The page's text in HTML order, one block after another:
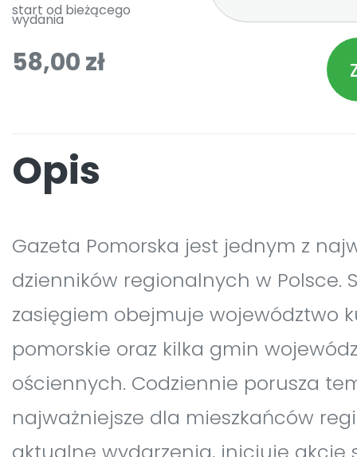
start od bieżącego
wydania
58,00 zł
Opis
Gazeta Pomorska jest jednym z
dzienników regionalnych w Polsce.
zasięgiem obejmuje województwo
pomorskie oraz kilka gmin
ościennych. Codziennie porusza
najważniejsze dla mieszkańców